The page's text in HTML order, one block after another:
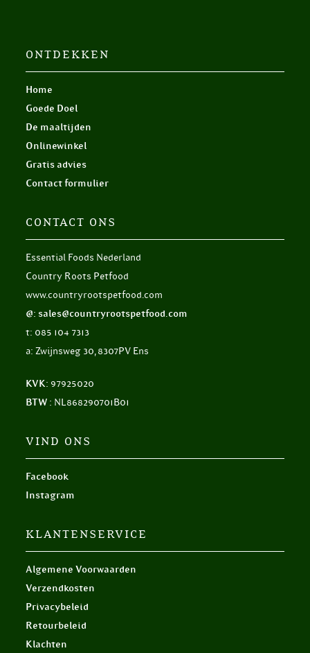
ONTDEKKEN
Home
Goede Doel
De maaltijden
Onlinewinkel
Gratis advies
Contact formulier
CONTACT ONS
Essential Foods Nederland
Country Roots Petfood
www.countryrootspetfood.com
@: sales@countryrootspetfood.com
t: 085 104 7313
a: Zwijnsweg 30, 8307PV Ens
KVK: 97925020
BTW : NL868290701B01
VIND ONS
Facebook
Instagram
KLANTENSERVICE
Algemene Voorwaarden
Verzendkosten
Privacybeleid
Retourbeleid
Klachten